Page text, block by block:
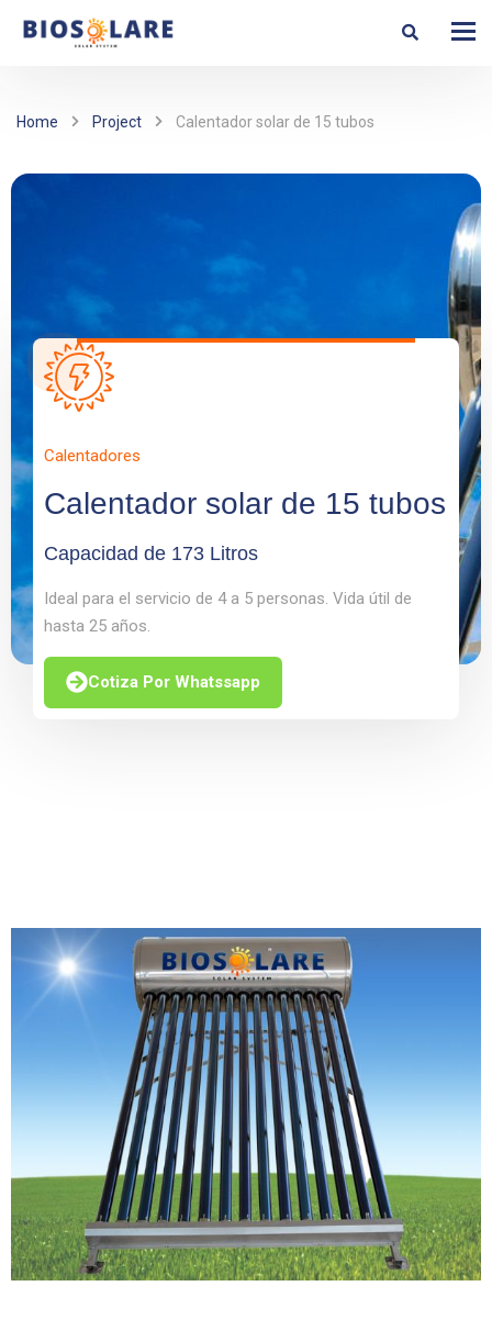
Home Project Calentador solar de 15 tubos
Calentadores
Calentador solar de 15 tubos
Capacidad de 173 Litros
Ideal para el servicio de 4 a 5 personas. Vida útil de
hasta 25 años.
Cotiza Por Whatssapp